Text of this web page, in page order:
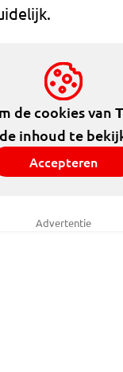
de cookies van
inhoud te
Accepteren
Advertentie